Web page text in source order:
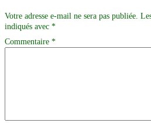
Votre adresse e-mail ne sera pas publiée.
indiqués avec *
Commentaire *